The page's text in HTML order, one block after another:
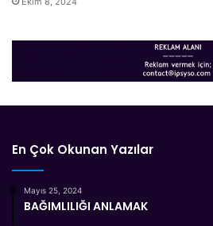
En Çok Okunan Yazılar
Mayıs 25, 2024
BAĞIMLILIĞI ANLAMAK